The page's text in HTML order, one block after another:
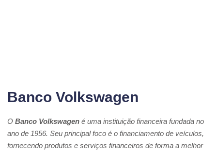
Banco Volkswagen
O Banco Volkswagen é uma instituição financeira fundada no
ano de 1956. Seu principal foco é o financiamento de veículos,
fornecendo produtos e serviços financeiros de forma a melhor